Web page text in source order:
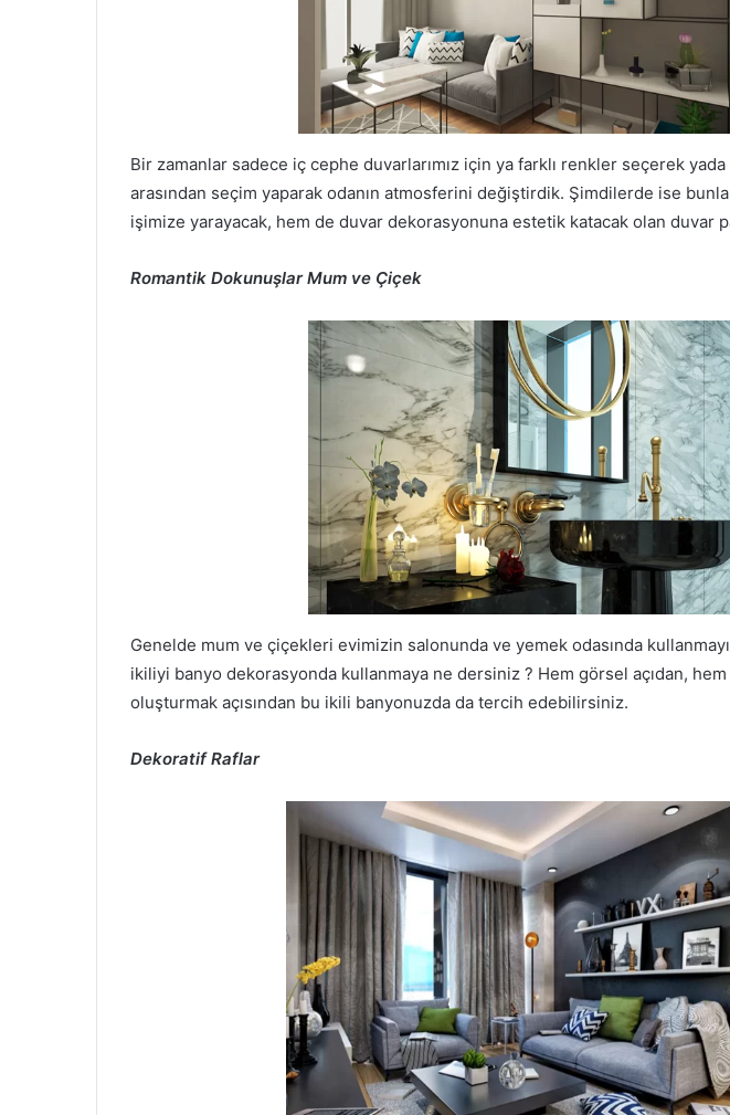
Bir zamanlar sadece iç cephe duvarlarımız için ya farklı renkler seçerek yada
arasından seçim yaparak odanın atmosferini değiştirdik. Şimdilerde ise
işimize yarayacak, hem de duvar dekorasyonuna estetik katacak olan duvar
Romantik Dokunuşlar Mum ve Çiçek
Genelde mum ve çiçekleri evimizin salonunda ve yemek odasında
ikiliyi banyo dekorasyonda kullanmaya ne dersiniz ? Hem görsel açıdan,
oluşturmak açısından bu ikili banyonuzda da tercih edebilirsiniz.
Dekoratif Raflar